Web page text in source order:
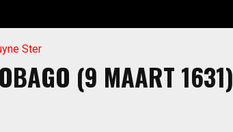
Ster
(9 MAART 1631)